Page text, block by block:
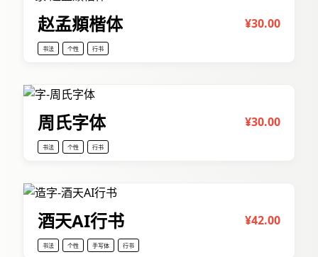
赵孟頫楷体 ¥30.00
书法 个性 行书
周氏字体 ¥30.00
书法 个性 行书
酒天AI行书 ¥42.00
书法 个性 手写体 行书